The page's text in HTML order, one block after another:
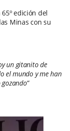
edición del
Minas con su
un gitanito de
el mundo y me han